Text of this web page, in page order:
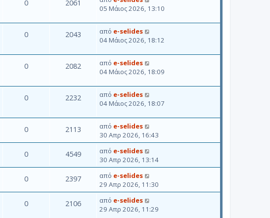
0 2061
05 Μάιος 2026, 13:10
0 2043 από e-selides
04 Μάιος 2026, 18:12
0 2082 από e-selides
04 Μάιος 2026, 18:09
0 2232 από e-selides
04 Μάιος 2026, 18:07
0 2113 από e-selides
30 Απρ 2026, 16:43
0 4549 από e-selides
30 Απρ 2026, 13:14
0 2397 από e-selides
29 Απρ 2026, 11:30
0 2106 από e-selides
29 Απρ 2026, 11:29